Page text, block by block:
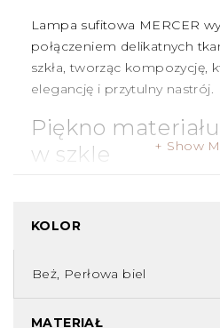
Lampa sufitowa MERCER
połączeniem delikatnych
szkła, tworząc kompozycję,
elegancję i przytulny nastrój.
Piękno
w szkle
zawieszenia i nadaje lampie
nowoczesnego charakteru.
Show
KOLOR
Beż, Perłowa biel
MATERIAŁ